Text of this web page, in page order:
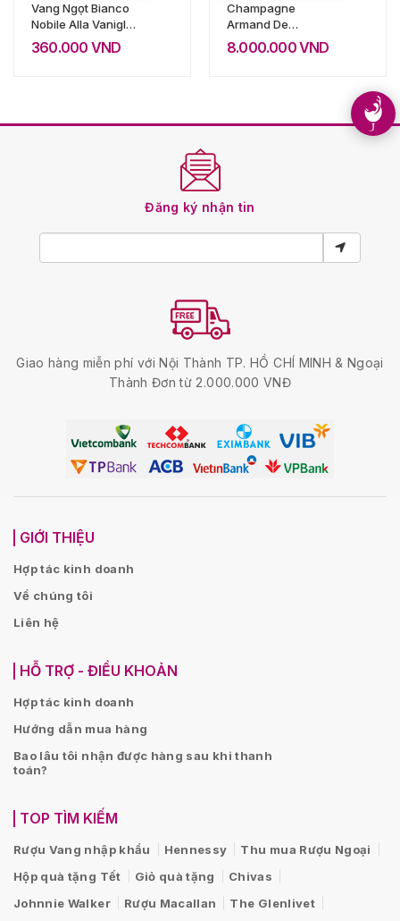
Vang Ngọt Bianco
Nobile Alla Vaniglia
(Vani)
360.000 VND
Champagne
Armand De
Brignac Gold Brut
(Át Bích)
8.000.000VND
Đăng ký nhận tin
Giao hàng miễn phí với Nội Thành TP. HỒ CHÍ MINH & Ngoại
Thành Đơn từ 2.000.000 VNĐ
GIỚI THIỆU
Hợp tác kinh doanh
Về chúng tôi
Liên hệ
HỖ TRỢ - ĐIỀU KHOẢN
Hợp tác kinh doanh
Hướng dẫn mua hàng
Bao lâu tôi nhận được hàng sau khi thanh
toán?
TOP TÌM KIẾM
Rượu Vang nhập khẩu Hennessy
Thu mua Rượu Ngoại
Hộp quà tặng Tết
Giỏ quà tặng
Chivas
Johnnie Walker
Rượu Macallan
The Glenlivet